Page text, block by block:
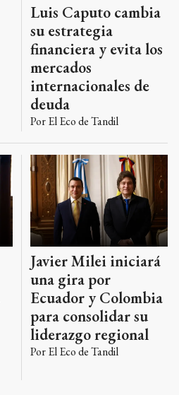
Luis Caputo cambia
su estrategia
financiera y evita los
mercados
internacionales de
deuda
PorEl Eco de Tandil
Javier Milei iniciará
una gira por
Ecuador y Colombia
para consolidar su
liderazgo regional
PorEl Eco de Tandil